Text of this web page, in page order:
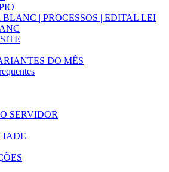
| PROCESSOS | EDITAL LEI
DO MÊS
SERVIDOR